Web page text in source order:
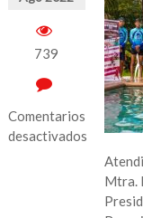
739
Comentarios
desactivados
Mtra.